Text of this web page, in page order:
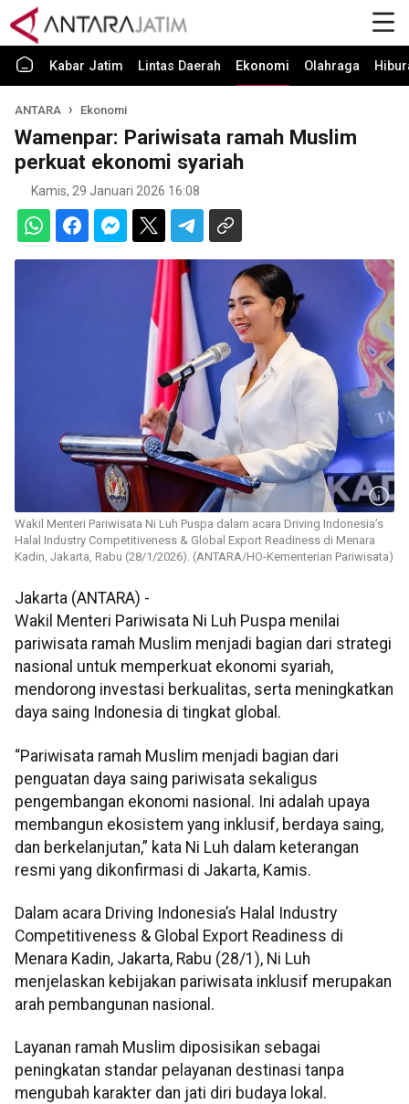
Kabar Jatim Lintas Daerah Ekonomi Olahraga
ANTARA Ekonomi
Wamenpar: Pariwisata ramah Muslim
perkuat ekonomi syariah
Kamis, 29 Januari 2026 16:08
Wakil Menteri Pariwisata Ni Luh Puspa dalam acara Driving Indonesia’s
Halal Industry Competitiveness & Global Export Readiness di Menara
Kadin, Jakarta, Rabu (28/1/2026). (ANTARA/HO-Kementerian Pariwisata)
Jakarta (ANTARA) -
Wakil Menteri Pariwisata Ni Luh Puspa menilai
pariwisata ramah Muslim menjadi bagian dari strategi
nasional untuk memperkuat ekonomi syariah,
mendorong investasi berkualitas, serta meningkatkan
daya saing Indonesia di tingkat global.
“Pariwisata ramah Muslim menjadi bagian dari
penguatan daya saing pariwisata sekaligus
pengembangan ekonomi nasional. Ini adalah upaya
membangun ekosistem yang inklusif, berdaya saing,
dan berkelanjutan,” kata Ni Luh dalam keterangan
resmi yang dikonfirmasi di Jakarta, Kamis.
Dalam acara Driving Indonesia’s Halal Industry
Competitiveness & Global Export Readiness di
Menara Kadin, Jakarta, Rabu (28/1), Ni Luh
menjelaskan kebijakan pariwisata inklusif merupakan
arah pembangunan nasional.
Layanan ramah Muslim diposisikan sebagai
peningkatan standar pelayanan destinasi tanpa
mengubah karakter dan jati diri budaya lokal.